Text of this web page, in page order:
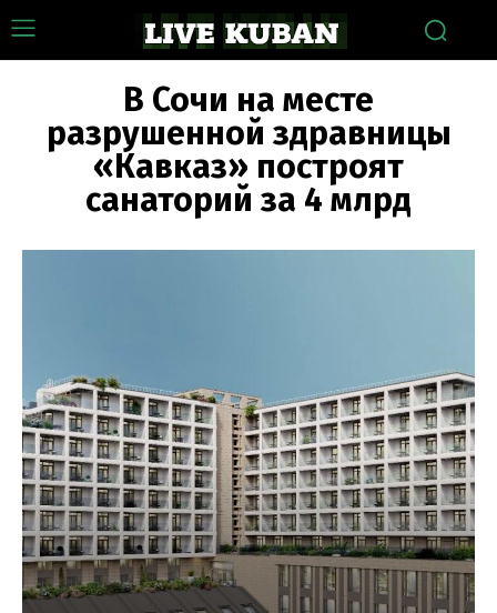
В Сочи на месте
разрушенной здравницы
«Кавказ» построят
санаторий за 4 млрд